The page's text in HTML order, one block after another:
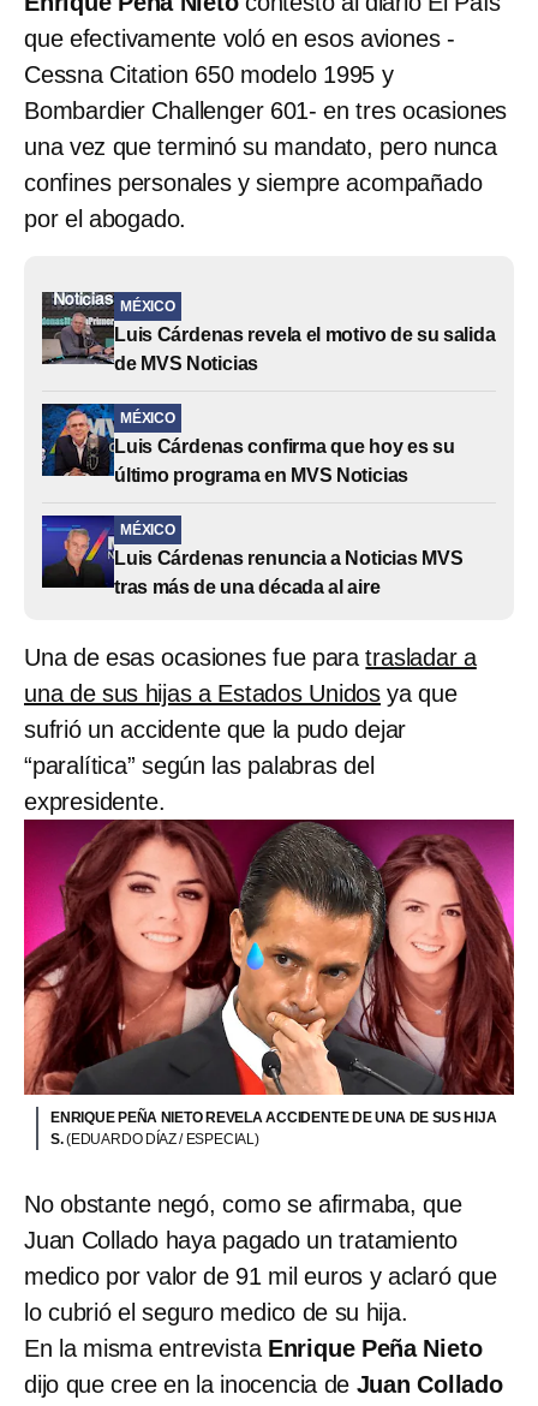
que efectivamente voló en esos aviones -
Cessna Citation 650 modelo 1995 y
Bombardier Challenger 601- en tres ocasiones
una vez que terminó su mandato, pero nunca
confines personales y siempre acompañado
por el abogado.
MÉXICO
Luis Cárdenas revela el motivo de su salida
de MVS Noticias
MÉXICO
Luis Cárdenas confirma que hoy es su
último programa en MVS Noticias
MÉXICO
Luis Cárdenas renuncia a Noticias MVS
tras más de una década al aire
Una de esas ocasiones fue paratrasladar a
una de sus hijas a Estados Unidos ya que
sufrió un accidente que la pudo dejar
“paralítica” según las palabras del
expresidente.
ENRIQUE PEÑA NIETO REVELA ACCIDENTE DE UNA DE SUS HIJA
S.(EDUARDO DÍAZ / ESPECIAL)
No obstante negó, como se afirmaba, que
Juan Collado haya pagado un tratamiento
medico por valor de 91 mil euros y aclaró que
lo cubrió el seguro medico de su hija.
En la misma entrevista Enrique Peña Nieto
dijo que cree en la inocencia de Juan Collado